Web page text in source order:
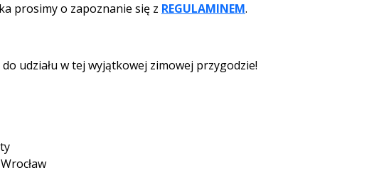
prosimy o zapoznanie się z REGULAMINEM.
udziału w tej wyjątkowej zimowej przygodzie!